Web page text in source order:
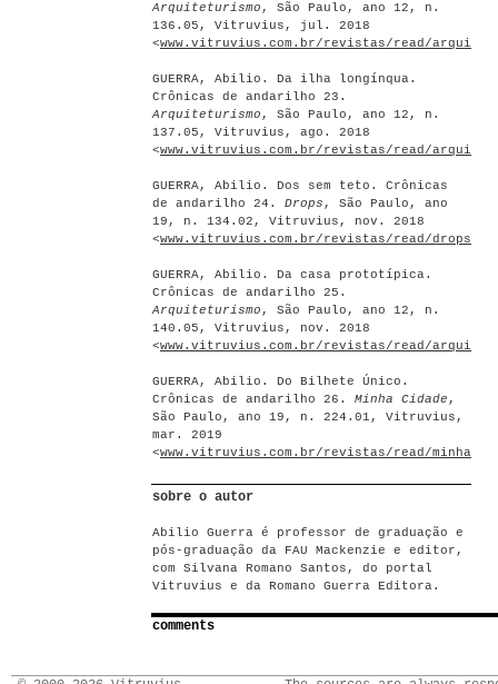
Arquiteturismo , São Paulo, ano 12, n.
136.05, Vitruvius, jul. 2018
<www.vitruvius.com.br/revistas/read/
GUERRA, Abilio. Da ilha longínqua.
Crônicas de andarilho 23.
Arquiteturismo , São Paulo, ano 12, n.
137.05, Vitruvius, ago. 2018
<www.vitruvius.com.br/revistas/read/
GUERRA, Abilio. Dos sem teto. Crônicas
de andarilho 24. Drops , São Paulo, ano
19, n. 134.02, Vitruvius, nov. 2018
<www.vitruvius.com.br/revistas/read/drops/
GUERRA, Abilio. Da casa prototípica.
Crônicas de andarilho 25.
Arquiteturismo , São Paulo, ano 12, n.
140.05, Vitruvius, nov. 2018
<www.vitruvius.com.br/revistas/read/
GUERRA, Abilio. Do Bilhete Único.
Crônicas de andarilho 26. Minha Cidade ,
São Paulo, ano 19, n. 224.01, Vitruvius,
mar. 2019
<www.vitruvius.com.br/revistas/read/
sobre o autor
Abilio Guerra é professor de graduação e
pós-graduação da FAU Mackenzie e editor,
com Silvana Romano Santos, do portal
Vitruvius e da Romano Guerra Editora.
comments